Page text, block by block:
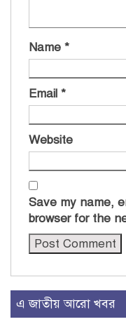
Name *
Email *
Website
Save my name,
browser for the
এ জাতীয় আরো খবর